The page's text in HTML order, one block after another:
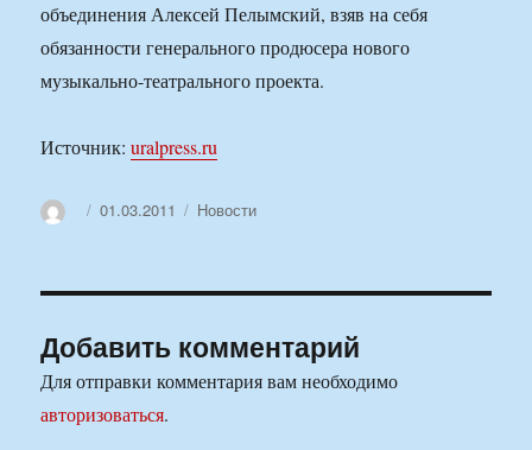
объединения Алексей Пелымский, взяв на себя
обязанности генерального продюсера нового
музыкально-театрального проекта.
Источник:uralpress.ru
АвторОпубликовано
01.03.2011 Рубрики
Новости
Добавить комментарий
Для отправки комментария вам необходимо
авторизоваться.